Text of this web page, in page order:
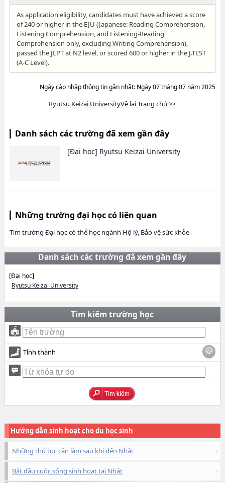
As application eligibility, candidates must have achieved a score
of 240 or higher in the EJU (Japanese: Reading Comprehension,
Listening Comprehension, and Listening-Reading
Comprehension only, excluding Writing Comprehension),
passed the JLPT at N2 level, or scored 600 or higher in the J.TEST
(A-C Level).
Ngày cập nhập thông tin gần nhất: Ngày 07 tháng 07 năm 2025
Ryutsu Keizai UniversityVề lại Trang chủ >>
Danh sách các trường đã xem gần đây
[Đại học] Ryutsu Keizai University
Những trường đại học có liên quan
Tìm trường Đại học có thể học ngành Hộ lý, Bảo vệ sức khỏe
Danh sách các trường đã xem gần đây
[Đại học]
Ryutsu Keizai University
Tìm kiếm trường học
Tỉnh thành
Hướng dẫn sinh hoạt cho du học sinh
Những thủ tục cần làm sau khi đến Nhật
Bắt đầu cuộc sống sinh hoạt tại Nhật